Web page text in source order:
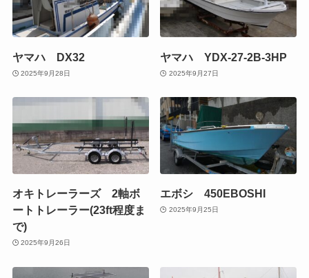
ヤマハ DX32
2025年9月28日
ヤマハ YDX-27-2B-3HP
2025年9月27日
オキトレーラーズ 2軸ボ
ートトレーラー(23ft程度ま
で)
2025年9月26日
エボシ 450EBOSHI
2025年9月25日